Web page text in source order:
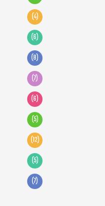
(6)
(5)
(12)
(5)
(7)